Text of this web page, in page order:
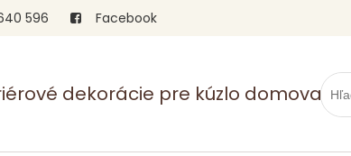
dekorácie pre kúzlo domova
596 Facebook